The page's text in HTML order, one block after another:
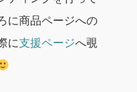
に商品ページへの
に支援ページへ覗